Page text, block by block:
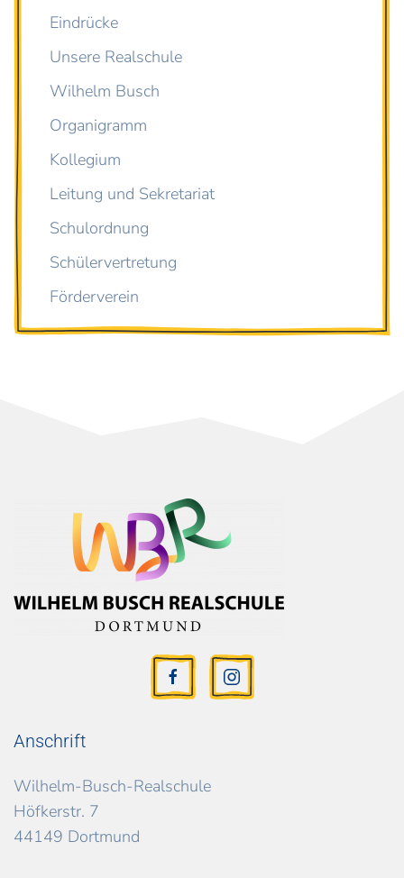
Eindrücke
Unsere Realschule
Wilhelm Busch
Organigramm
Kollegium
Leitung und Sekretariat
Schulordnung
Schülervertretung
Förderverein
Anschrift
Wilhelm-Busch-Realschule
Höfkerstr. 7
44149 Dortmund